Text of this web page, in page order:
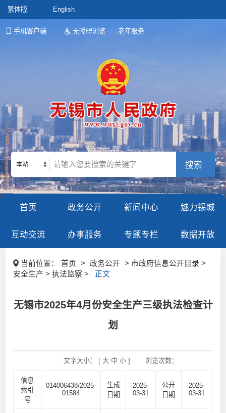
繁体版 English
手机客户端 无障碍浏览 老年服务
本站
首页 政务公开 新闻中心 魅力锡城
互动交流 办事服务 专题专栏 数据开放
当前位置： 首页 > 政务公开
> 市政府信息公开目录 >
安全生产 > 执法监察 >
正文
无锡市2025年4月份安全生产三级执法检查计
划
文字大小： [ 大 中 小] 浏览次数：
信息
索引
号
014006438/2025-
01584
生成
日期
2025-
03-31
公开
日期
2025-
03-31